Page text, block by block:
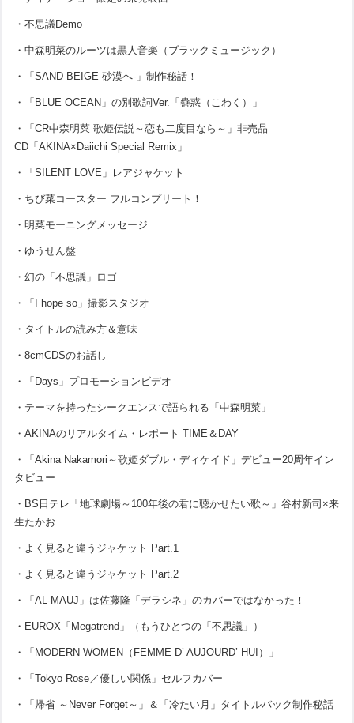
・不思議Demo
・中森明菜のルーツは黒人音楽（ブラックミュージック）
・「SAND BEIGE-砂漠へ-」制作秘話！
・「BLUE OCEAN」の別歌詞Ver.「蠱惑（こわく）」
・「CR中森明菜 歌姫伝説～恋も二度目なら～」非売品
CD「AKINA×Daiichi Special Remix」
・「SILENT LOVE」レアジャケット
・ちび菜コースター フルコンプリート！
・明菜モーニングメッセージ
・ゆうせん盤
・幻の「不思議」ロゴ
・「I hope so」撮影スタジオ
・タイトルの読み方＆意味
・8cmCDSのお話し
・「Days」プロモーションビデオ
・テーマを持ったシークエンスで語られる「中森明菜」
・AKINAのリアルタイム・レポート TIME＆DAY
・「Akina Nakamori～歌姫ダブル・ディケイド」デビュー20周年イン
タビュー
・BS日テレ「地球劇場～100年後の君に聴かせたい歌～」谷村新司×来
生たかお
・よく見ると違うジャケット Part.1
・よく見ると違うジャケット Part.2
・「AL-MAUJ」は佐藤隆「デラシネ」のカバーではなかった！
・EUROX「Megatrend」（もうひとつの「不思議」）
・「MODERN WOMEN（FEMME D’ AUJOURD’ HUI）」
・「Tokyo Rose／優しい関係」セルフカバー
・「帰省 ～Never Forget～」＆「冷たい月」タイトルバック制作秘話